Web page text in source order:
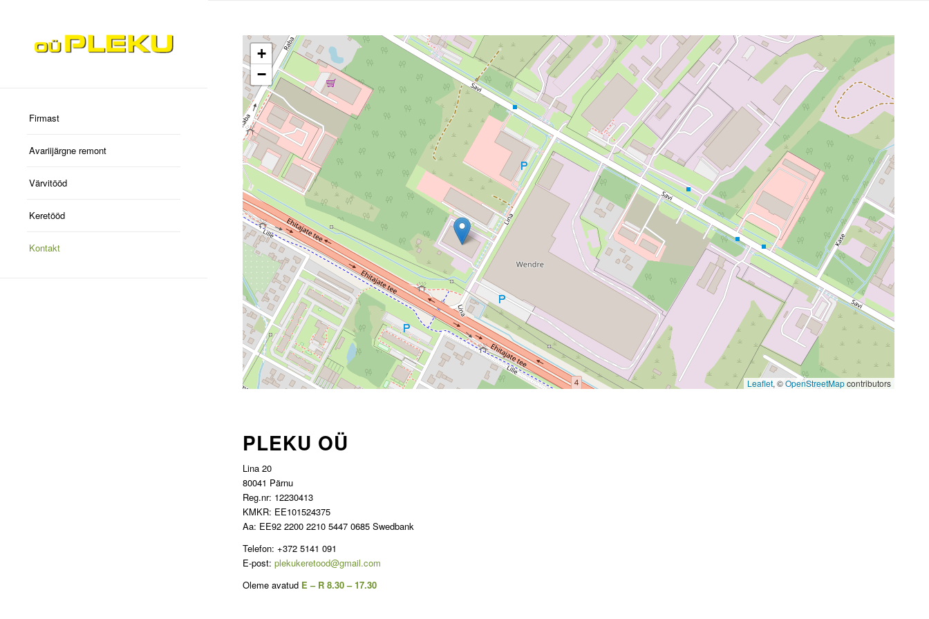
Firmast
Avariijärgne remont
Värvitööd
Keretööd
Kontakt
+
−
Leaflet, ©OpenStreetMapcontributors
PLEKU OÜ
Lina 20
80041 Pärnu
Reg.nr: 12230413
KMKR: EE101524375
Aa: EE92 2200 2210 5447 0685 Swedbank
Telefon: +372 5141 091
E-post: plekukeretood@gmail.com
Oleme avatud E – R 8.30 – 17.30